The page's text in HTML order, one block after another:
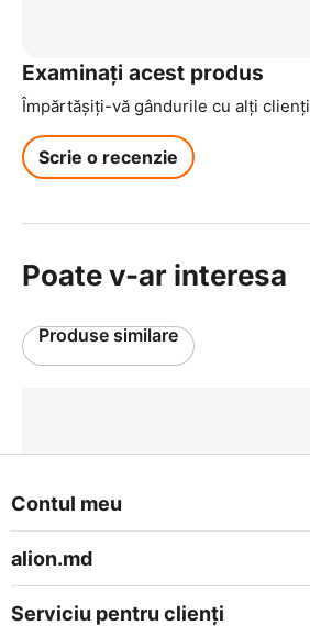
Examinați acest produs
Împărtășiți-vă gândurile cu alți clienți
Scrie o recenzie
Poate v-ar interesa
Produse similare
Contul meu
alion.md
Serviciu pentru clienți